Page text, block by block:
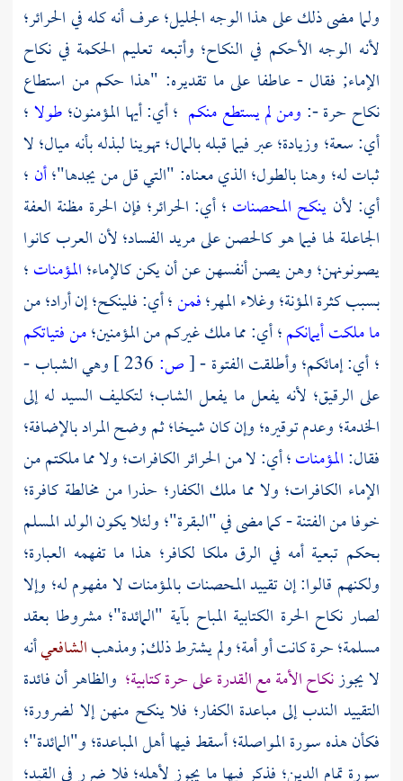
ولما مضى ذلك على هذا الوجه الجليل؛ عرف أنه كله في الحرائر؛
لأنه الوجه الأحكم في النكاح؛ وأتبعه تعليم الحكمة في نكاح
الإماء; فقال - عاطفا على ما تقديره: "هذا حكم من استطاع
نكاح حرة -: ومن لم يستطع منكم ؛ أي: أيها المؤمنون؛طولا؛
أي: سعة؛ وزيادة؛ عبر فيما قبله بالمال؛ تهوينا لبذله بأنه ميال؛ لا
ثبات له؛ وهنا بالطول؛ الذي معناه: "التي قل من يجدها"؛أن ؛
أي: لأن ينكح المحصنات ؛ أي: الحرائر؛ فإن الحرة مظنة العفة
الجاعلة لها فيما هو كالحصن على مريد الفساد؛ لأن العربكانوا
يصونونهن؛ وهن يصن أنفسهن عن أن يكن كالإماء؛المؤمنات؛
بسبب كثرة المؤنة؛ وغلاء المهر؛فمن؛ أي: فلينكح؛ إن أراد؛ من
ما ملكت أيمانكم؛ أي: مما ملك غيركم من المؤمنين؛من فتياتكم
؛ أي: إمائكم؛ وأطلقت الفتوة -[ص:
وهي الشباب -
على الرقيق؛ لأنه يفعل ما يفعل الشاب؛ لتكليف السيد له إلى
الخدمة؛ وعدم توقيره؛ وإن كان شيخا؛ ثم وضح المراد بالإضافة؛
فقال:المؤمنات؛ أي: لا من الحرائر الكافرات؛ ولا مما ملكتم من
الإماء الكافرات؛ ولا مما ملك الكفار؛ حذرا من مخالطة كافرة؛
خوفا من الفتنة - كما مضى في "البقرة"؛ ولئلا يكون الولد المسلم
بحكم تبعية أمه في الرق ملكا لكافر؛ هذا ما تفهمه العبارة؛
ولكنهم قالوا: إن تقييد المحصنات بالمؤمنات لا مفهوم له؛ وإلا
لصار نكاح الحرة الكتابية المباح بآية "المائدة"؛ مشروطا بعقد
مسلمة؛ حرة كانت أو أمة؛ ولم يشترط ذلك; ومذهبالشافعيأنه
لا يجوزنكاح الأمة مع القدرة على حرة كتابية؛ والظاهر أن فائدة
التقييد الندب إلى مباعدة الكفار؛ فلا ينكح منهن إلا لضرورة؛
فكأن هذه سورة المواصلة؛ أسقط فيها أهل المباعدة؛ و"المائدة"؛